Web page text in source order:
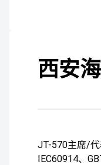
西安
JT-570主席/
IEC60914、